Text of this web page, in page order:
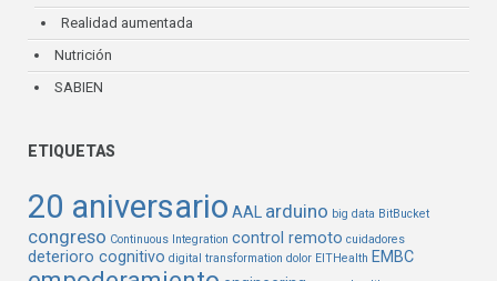
Realidad aumentada
Nutrición
SABIEN
ETIQUETAS
20 aniversario AAL arduino big data BitBucket
congreso Continuous Integration control remoto cuidadores
deterioro cognitivo digital transformation dolor EITHealth EMBC